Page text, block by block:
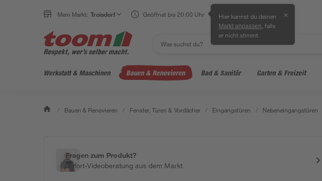
Mein Markt: Troisdorf Geöffnet bis 20:00 Uhr Hier kannst du deinen
Markt anpassen , falls
er nicht stimmt.
✕
Werkstatt & Maschinen Bauen & Renovieren Bad & Sanitär Garten & Freizeit
/ Bauen & Renovieren / Fenster, Türen & Vordächer / Eingangstüren / Nebeneingangstüren
Fragen zum Produkt?
Sofort-Videoberatung aus dem Markt